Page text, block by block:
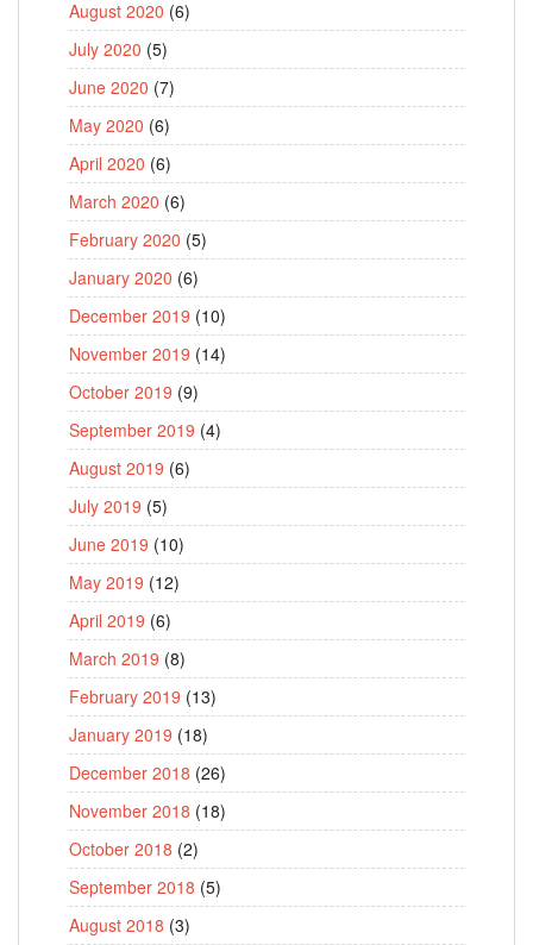
August 2020 (6)
July 2020 (5)
June 2020 (7)
May 2020 (6)
April 2020 (6)
March 2020 (6)
February 2020 (5)
January 2020 (6)
December 2019 (10)
November 2019 (14)
October 2019 (9)
September 2019 (4)
August 2019 (6)
July 2019 (5)
June 2019 (10)
May 2019 (12)
April 2019 (6)
March 2019 (8)
February 2019 (13)
January 2019 (18)
December 2018 (26)
November 2018 (18)
October 2018 (2)
September 2018 (5)
August 2018 (3)